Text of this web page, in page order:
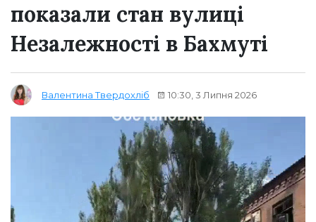
показали стан вулиці
Незалежності в Бахмуті
Валентина Твердохліб 10:30, 3 Липня 2026